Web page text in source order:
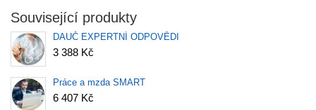
Související produkty
DAUČ EXPERTNÍ ODPOVĚDI
3 388 Kč
Práce a mzda SMART
6 407 Kč